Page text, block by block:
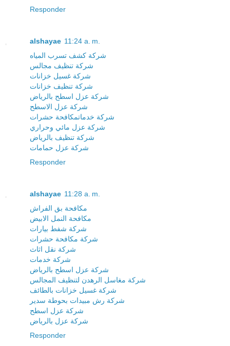
Responder
alshayae 11:24 a. m.
شركة كشف تسرب المياه
شركة تنظيف مجالس
شركة غسيل خزانات
شركة تنظيف خزانات
شركة عزل اسطح بالرياض
شركة عزل الاسطح
شركة خدماتمكافحة حشرات
شركة عزل مائي وحراري
شركة تنظيف بالرياض
شركة عزل حمامات
Responder
alshayae 11:28 a. m.
مكافحة بق الفراش
مكافحة النمل الابيض
شركة شفط بيارات
شركة مكافحة حشرات
شركة نقل اثاث
شركة خدمات
شركة عزل اسطح بالرياض
شركة مغاسل الرهدن لتنظيف المجالس
شركة غسيل خزانات بالطائف
شركة رش مبيدات بحوطة سدير
شركة عزل اسطح
شركة عزل بالرياض
Responder